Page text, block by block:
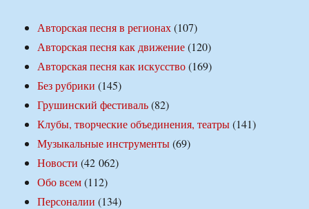
Авторская песня в регионах(107)
Авторская песня как движение(120)
Авторская песня как искусство(169)
Без рубрики (145)
Грушинский фестиваль(82)
Клубы, творческие объединения, театры(141)
Музыкальные инструменты(69)
Новости (42 062)
Обо всем(112)
Персоналии (134)